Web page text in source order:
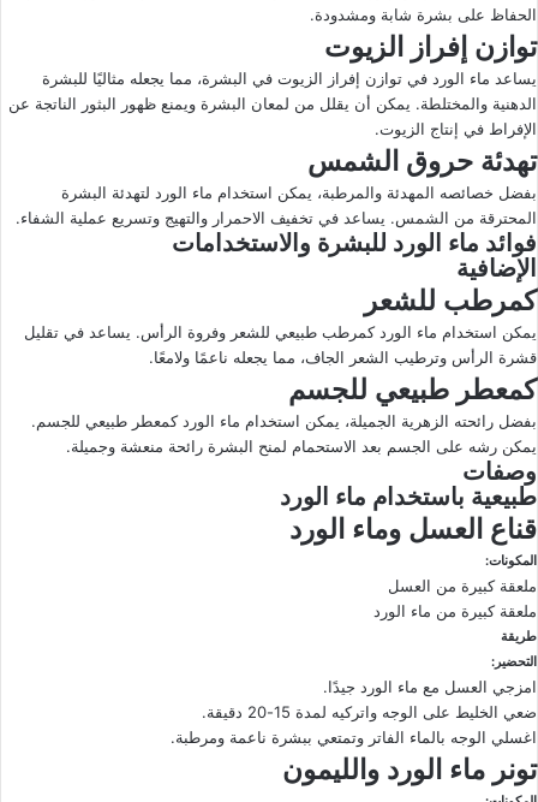
الحفاظ على بشرة شابة ومشدودة.
توازن إفراز الزيوت
يساعد ماء الورد في توازن إفراز الزيوت في البشرة، مما يجعله مثاليًا للبشرة
الدهنية والمختلطة. يمكن أن يقلل من لمعان البشرة ويمنع ظهور البثور الناتجة عن
الإفراط في إنتاج الزيوت.
تهدئة حروق الشمس
بفضل خصائصه المهدئة والمرطبة، يمكن استخدام ماء الورد لتهدئة البشرة
المحترقة من الشمس. يساعد في تخفيف الاحمرار والتهيج وتسريع عملية الشفاء.
فوائد ماء الورد للبشرة والاستخدامات
الإضافية
كمرطب للشعر
يمكن استخدام ماء الورد كمرطب طبيعي للشعر وفروة الرأس. يساعد في تقليل
قشرة الرأس وترطيب الشعر الجاف، مما يجعله ناعمًا ولامعًا.
كمعطر طبيعي للجسم
بفضل رائحته الزهرية الجميلة، يمكن استخدام ماء الورد كمعطر طبيعي للجسم.
يمكن رشه على الجسم بعد الاستحمام لمنح البشرة رائحة منعشة وجميلة.
وصفات
طبيعية باستخدام ماء الورد
قناع العسل وماء الورد
المكونات:
ملعقة كبيرة من العسل
ملعقة كبيرة من ماء الورد
طريقة
التحضير:
امزجي العسل مع ماء الورد جيدًا.
ضعي الخليط على الوجه واتركيه لمدة 15-20 دقيقة.
اغسلي الوجه بالماء الفاتر وتمتعي ببشرة ناعمة ومرطبة.
تونر ماء الورد والليمون